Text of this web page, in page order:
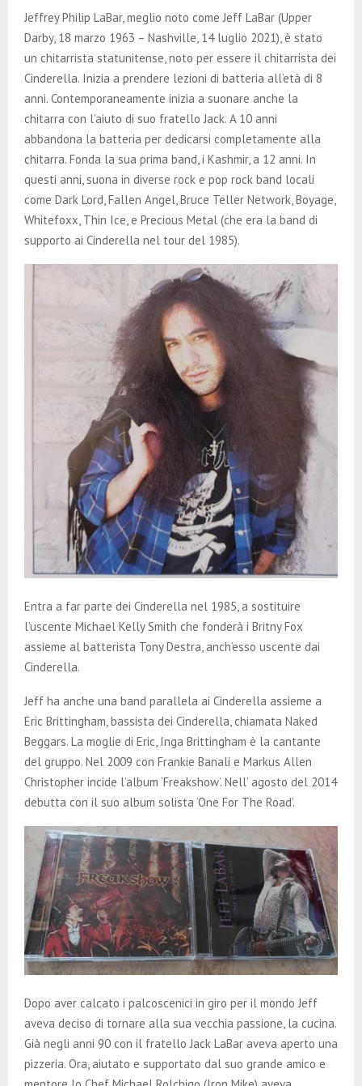
Jeffrey Philip LaBar, meglio noto come Jeff LaBar (Upper
Darby, 18 marzo 1963 – Nashville, 14 luglio 2021), è stato
un chitarrista statunitense, noto per essere il chitarrista dei
Cinderella. Inizia a prendere lezioni di batteria all’età di 8
anni. Contemporaneamente inizia a suonare anche la
chitarra con l’aiuto di suo fratello Jack. A 10 anni
abbandona la batteria per dedicarsi completamente alla
chitarra. Fonda la sua prima band, i Kashmir, a 12 anni. In
questi anni, suona in diverse rock e pop rock band locali
come Dark Lord, Fallen Angel, Bruce Teller Network, Boyage,
Whitefoxx, Thin Ice, e Precious Metal (che era la band di
supporto ai Cinderella nel tour del 1985).
Entra a far parte dei Cinderella nel 1985, a sostituire
l’uscente Michael Kelly Smith che fonderà i Britny Fox
assieme al batterista Tony Destra, anch’esso uscente dai
Cinderella.
Jeff ha anche una band parallela ai Cinderella assieme a
Eric Brittingham, bassista dei Cinderella, chiamata Naked
Beggars. La moglie di Eric, Inga Brittingham è la cantante
del gruppo. Nel 2009 con Frankie Banali e Markus Allen
Christopher incide l’album ‘Freakshow’. Nell’ agosto del 2014
debutta con il suo album solista ‘One For The Road’.
Dopo aver calcato i palcoscenici in giro per il mondo Jeff
aveva deciso di tornare alla sua vecchia passione, la cucina.
Già negli anni 90 con il fratello Jack LaBar aveva aperto una
pizzeria. Ora, aiutato e supportato dal suo grande amico e